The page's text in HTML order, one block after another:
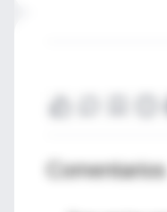
Comentarios